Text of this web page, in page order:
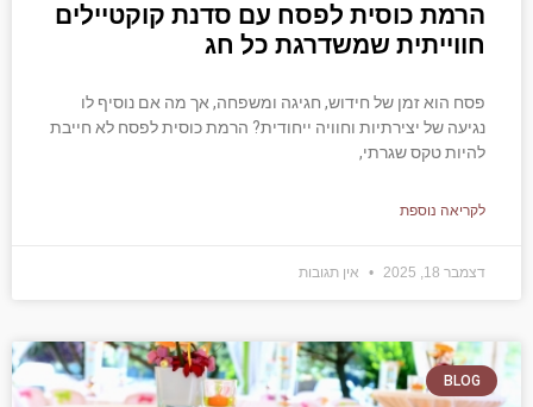
הרמת כוסית לפסח עם סדנת קוקטיילים
חווייתית שמשדרגת כל חג
פסח הוא זמן של חידוש, חגיגה ומשפחה, אך מה אם נוסיף לו
נגיעה של יצירתיות וחוויה ייחודית? הרמת כוסית לפסח לא חייבת
להיות טקס שגרתי,
לקריאה נוספת
דצמבר 18, 2025 אין תגובות
BLOG